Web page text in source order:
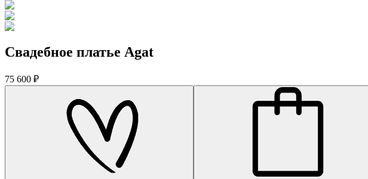
Свадебное платье Agat
75 600 ₽